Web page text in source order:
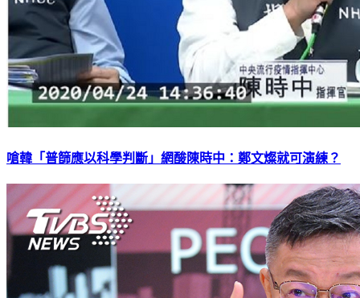
嗆韓「普篩應以科學判斷」網酸陳時中：鄭文燦就可演練？